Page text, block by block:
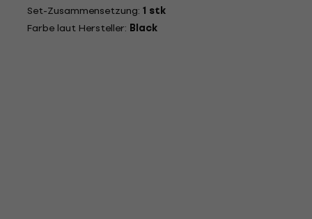
Set-Zusammensetzung: 1 stk
Farbe laut Hersteller: Black